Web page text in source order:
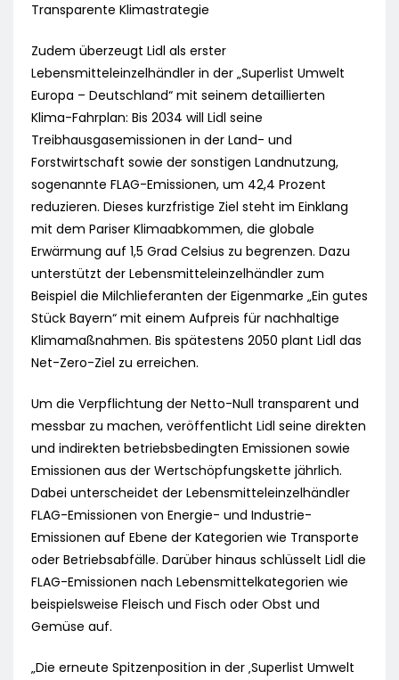
Transparente Klimastrategie
Zudem überzeugt Lidl als erster
Lebensmitteleinzelhändler in der „Superlist Umwelt
Europa – Deutschland“ mit seinem detaillierten
Klima-Fahrplan: Bis 2034 will Lidl seine
Treibhausgasemissionen in der Land- und
Forstwirtschaft sowie der sonstigen Landnutzung,
sogenannte FLAG-Emissionen, um 42,4 Prozent
reduzieren. Dieses kurzfristige Ziel steht im Einklang
mit dem Pariser Klimaabkommen, die globale
Erwärmung auf 1,5 Grad Celsius zu begrenzen. Dazu
unterstützt der Lebensmitteleinzelhändler zum
Beispiel die Milchlieferanten der Eigenmarke „Ein gutes
Stück Bayern“ mit einem Aufpreis für nachhaltige
Klimamaßnahmen. Bis spätestens 2050 plant Lidl das
Net-Zero-Ziel zu erreichen.
Um die Verpflichtung der Netto-Null transparent und
messbar zu machen, veröffentlicht Lidl seine direkten
und indirekten betriebsbedingten Emissionen sowie
Emissionen aus der Wertschöpfungskette jährlich.
Dabei unterscheidet der Lebensmitteleinzelhändler
FLAG-Emissionen von Energie- und Industrie-
Emissionen auf Ebene der Kategorien wie Transporte
oder Betriebsabfälle. Darüber hinaus schlüsselt Lidl die
FLAG-Emissionen nach Lebensmittelkategorien wie
beispielsweise Fleisch und Fisch oder Obst und
Gemüse auf.
„Die erneute Spitzenposition in der ‚Superlist Umwelt